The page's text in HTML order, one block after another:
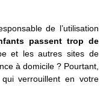
de l’utilisation
passent trop de
et les autres sites de
à domicile ? Pourtant,
verrouillent en votre